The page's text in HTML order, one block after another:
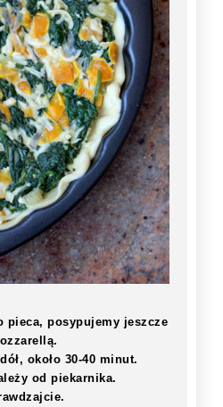
pieca, posypujemy jeszcze
około 30-40 minut.
od piekarnika.